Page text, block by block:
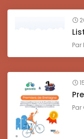
Par
Par